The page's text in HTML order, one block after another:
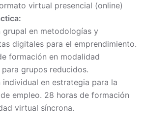
virtual presencial (online)
grupal en metodologías y
digitales para el emprendimiento.
formación en modalidad
para grupos reducidos.
individual en estrategia para la
empleo. 28 horas de formación
virtual síncrona.